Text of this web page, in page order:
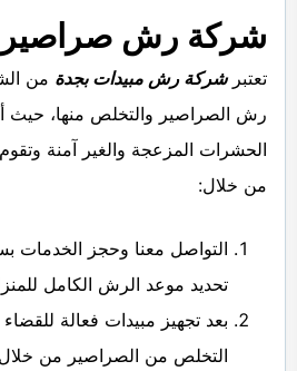
شركة رش صراصير
تعتبرشركة رش مبيدات بجدة من
رش الصراصير والتخلص منها، حيث
الحشرات المزعجة والغير آمنة
من خلال:
التواصل معنا وحجز الخدمات
تحديد موعد الرش الكامل
بعد تجهيز مبيدات فعالة
التخلص من الصراصير من